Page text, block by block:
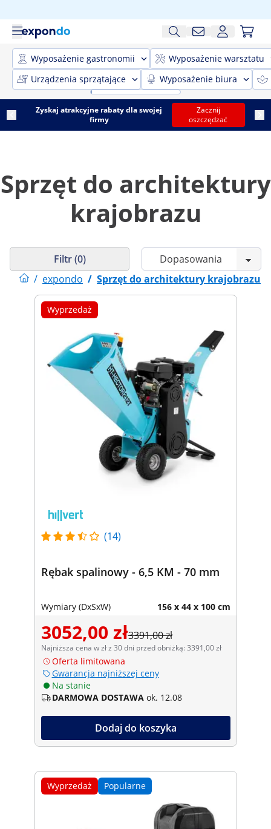
Wyposażenie gastronomii
Wyposażenie warsztatu
Urządzenia sprzątające
Wyposażenie biura
Zyskaj atrakcyjne rabaty dla swojej
firmy
Zacznij
oszczędzać
Sprzęt do architektury
krajobrazu
/ expondo / Sprzęt do architektury krajobrazu
Filtr (0)
Wyprzedaż
(14)
Rębak spalinowy - 6,5 KM - 70 mm
Wymiary (DxSxW) 156 x 44 x 100 cm
3052,00 zł3391,00 zł
Najniższa cena w zł z 30 dni przed obniżką: 3391,00 zł
Oferta limitowana
Gwarancja najniższej ceny
Na stanie
DARMOWA DOSTAWA ok. 12.08
Dodaj do koszyka
Wyprzedaż Popularne